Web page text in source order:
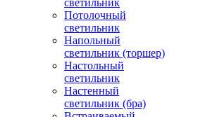
светильник
Потолочный
светильник
Напольный
светильник (торшер)
Настольный
светильник
Настенный
светильник (бра)